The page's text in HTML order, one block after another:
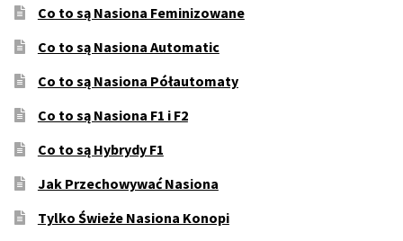
Co to są Nasiona Feminizowane
Co to są Nasiona Automatic
Co to są Nasiona Półautomaty
Co to są Nasiona F1 i F2
Co to są Hybrydy F1
Jak Przechowywać Nasiona
Tylko Świeże Nasiona Konopi